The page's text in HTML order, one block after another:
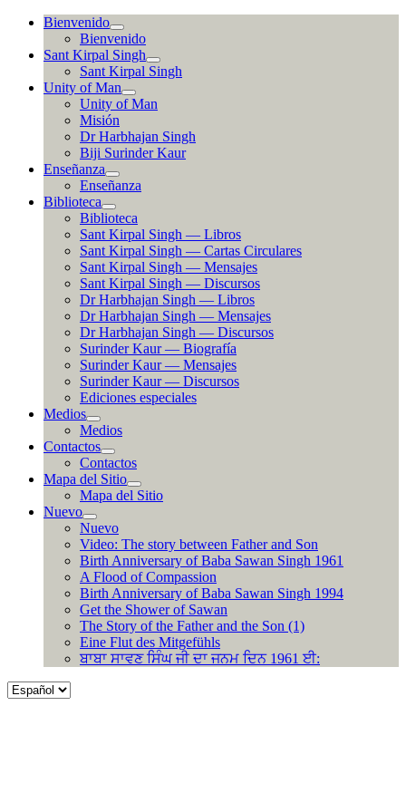
contenido
Bienvenido
Bienvenido
Sant Kirpal Singh
Sant Kirpal Singh
Unity of Man
Unity of Man
Misión
Dr Harbhajan Singh
Biji Surinder Kaur
Enseñanza
Enseñanza
Biblioteca
Biblioteca
Sant Kirpal Singh — Libros
Sant Kirpal Singh — Cartas Circulares
Sant Kirpal Singh — Mensajes
Sant Kirpal Singh — Discursos
Dr Harbhajan Singh — Libros
Dr Harbhajan Singh — Mensajes
Dr Harbhajan Singh — Discursos
Surinder Kaur — Biografía
Surinder Kaur — Mensajes
Surinder Kaur — Discursos
Ediciones especiales
Medios
Medios
Contactos
Contactos
Mapa del Sitio
Mapa del Sitio
Nuevo
Nuevo
Video: The story between Father and Son
Birth Anniversary of Baba Sawan Singh 1961
A Flood of Compassion
Birth Anniversary of Baba Sawan Singh 1994
Get the Shower of Sawan
The Story of the Father and the Son (1)
Eine Flut des Mitgefühls
ਬਾਬਾ ਸਾਵਣ ਸਿੰਘ ਜੀ ਦਾ ਜਨਮ ਦਿਨ 1961 ਈ:
Choose